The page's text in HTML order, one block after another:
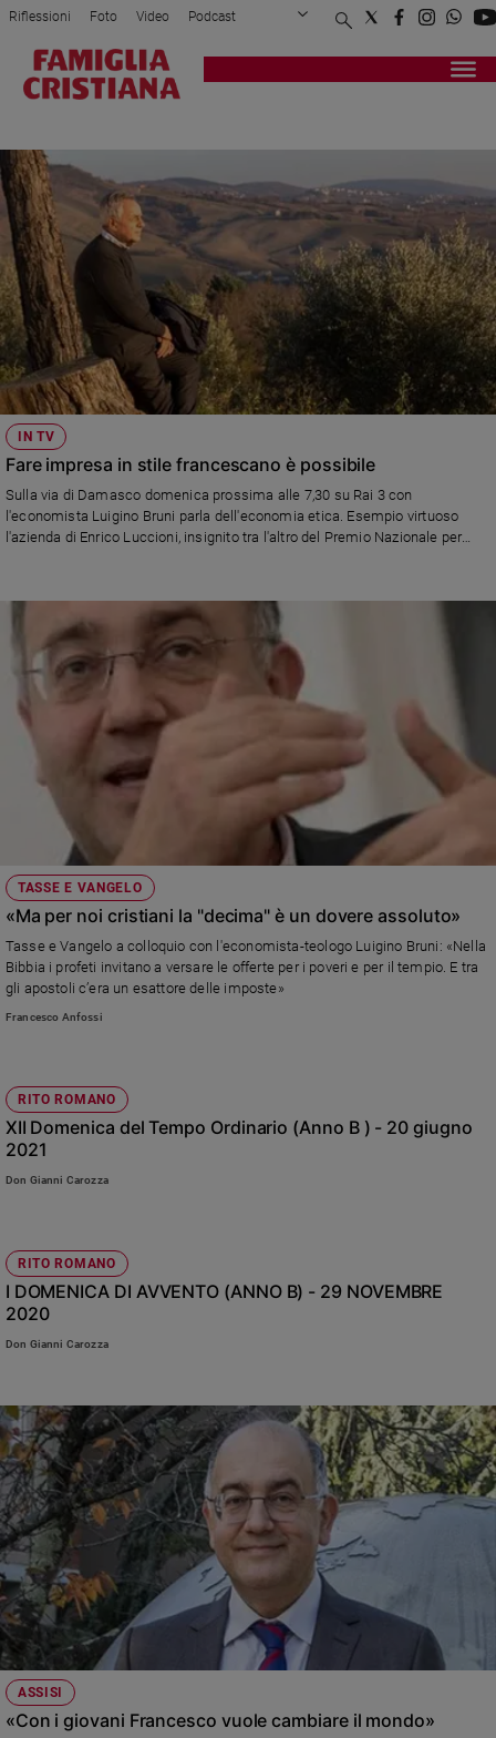
Attualità
Politica
Mondo
Economia
Legalità
giustizia
Sport
Interviste
Papa
Papa
Chiesa
Chiesa
e
spiritualità
Santi
Devozione
e
fede
del
giorno
giorno
Società
e
valori
Diritti
Aziende
valore
settimana
Migranti
Diversità
e
Cultura
e
spettacoli
Sanremo
2026
Cinema,
Tv
streaming
Libri
Musica
Arte
Riflessioni Foto Video Podcast
Privacy Policy Chi siamo
Registrati Redazione
IN TV
Fare impresa in stile francescano è possibile
Sulla via di Damasco domenica prossima alle 7,30 su Rai 3 con
l'economista Luigino Bruni parla dell'economia etica. Esempio virtuoso
l'azienda di Enrico Luccioni, insignito tra l'altro del Premio Nazionale per
TASSE E VANGELO
«Ma per noi cristiani la "decima" è un dovere assoluto»
Tasse e Vangelo a colloquio con l'economista-teologo Luigino Bruni: «Nella
Bibbia i profeti invitano a versare le offerte per i poveri e per il tempio. E tra
gli apostoli c’era un esattore delle imposte»
Francesco Anfossi
RITO ROMANO
XII Domenica del Tempo Ordinario (Anno B ) - 20 giugno
2021
Don Gianni Carozza
RITO ROMANO
I DOMENICA DI AVVENTO (ANNO B) - 29 NOVEMBRE
2020
Don Gianni Carozza
ASSISI
«Con i giovani Francesco vuole cambiare il mondo»